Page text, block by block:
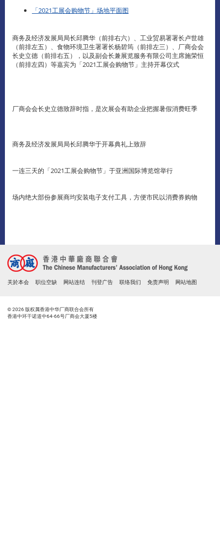
「2021工展会购物节」场地平面图
商务及经济发展局局长邱腾华（前排右六）、工业贸易署署长卢世雄
（前排左五）、食物环境卫生署署长杨碧筠（前排左三）、厂商会会
长史立德（前排右五），以及副会长兼展览服务有限公司主席施荣恒
（前排左四）等嘉宾为「2021工展会购物节」主持开幕仪式
厂商会会长史立德致辞时指，是次展会有助企业把握暑假消费旺季
商务及经济发展局局长邱腾华于开幕典礼上致辞
一连三天的「2021工展会购物节」于亚洲国际博览馆举行
场内绝大部份参展商均安装电子支付工具，方便市民以消费券购物
关於本会 职位空缺 网站连结 刊登广告 联络我们 免责声明 网站地图
© 2026 版权属香港中华厂商联合会所有
香港中环干诺道中64-66号厂商会大厦5楼